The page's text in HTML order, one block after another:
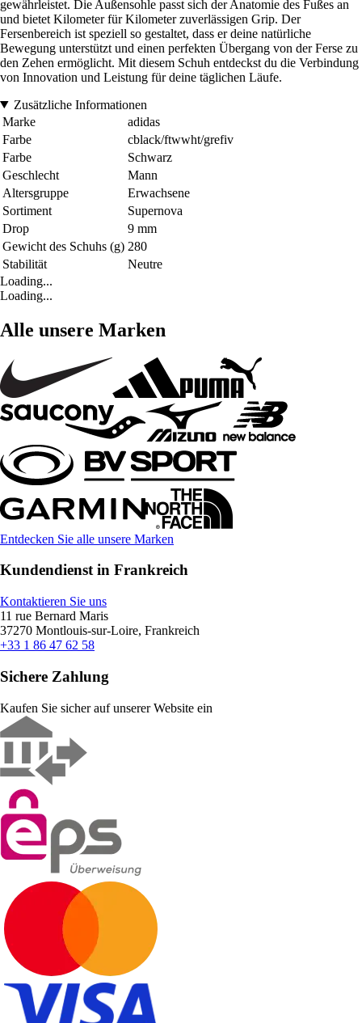
gewährleistet. Die Außensohle passt sich der Anatomie des Fußes an
und bietet Kilometer für Kilometer zuverlässigen Grip. Der
Fersenbereich ist speziell so gestaltet, dass er deine natürliche
Bewegung unterstützt und einen perfekten Übergang von der Ferse zu
den Zehen ermöglicht. Mit diesem Schuh entdeckst du die Verbindung
von Innovation und Leistung für deine täglichen Läufe.
Zusätzliche Informationen
Marke
adidas
Farbe
cblack/ftwwht/grefiv
Farbe
Schwarz
Geschlecht
Mann
Altersgruppe
Erwachsene
Sortiment
Supernova
Drop
9 mm
Gewicht des Schuhs (g) 280
Stabilität
Neutre
Loading...
Loading...
Alle unsere Marken
Entdecken Sie alle unsere Marken
Kundendienst in Frankreich
Kontaktieren Sie uns
11 rue Bernard Maris
37270 Montlouis-sur-Loire, Frankreich
+33 1 86 47 62 58
Sichere Zahlung
Kaufen Sie sicher auf unserer Website ein